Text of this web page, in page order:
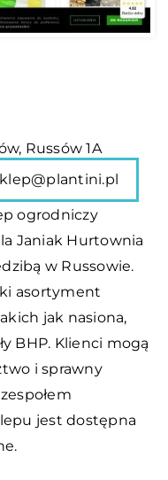
Russów 1A
ogrodniczy
Janiak Hurtownia
w Russowie.
asortyment
jak nasiona,
BHP. Klienci mogą
i sprawny
jest dostępna